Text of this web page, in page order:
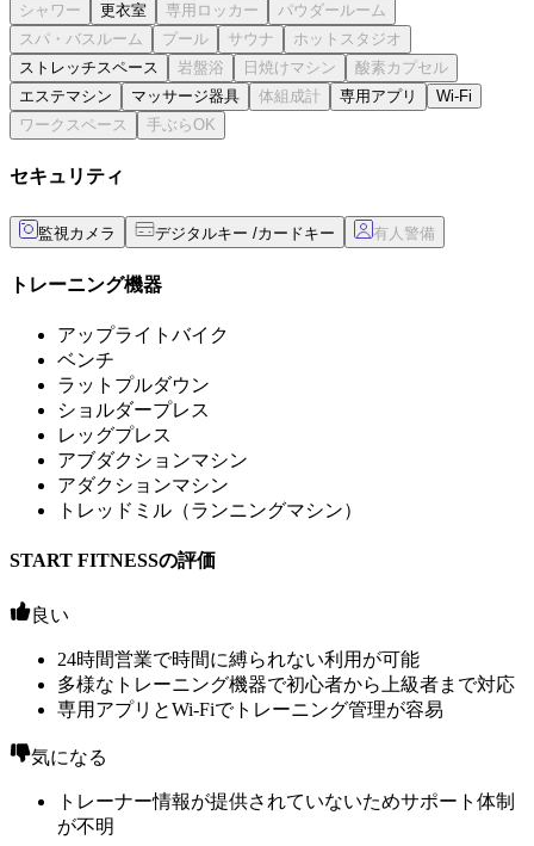
更衣室
ストレッチスペース
エステマシン
マッサージ器具 専用アプリ Wi-Fi
セキュリティ
監視カメラ デジタルキー /カードキー
トレーニング機器
アップライトバイク
ベンチ
ラットプルダウン
ショルダープレス
レッグプレス
アブダクションマシン
アダクションマシン
トレッドミル（ランニングマシン）
START FITNESSの評価
良い
24時間営業で時間に縛られない利用が可能
多様なトレーニング機器で初心者から上級者まで対応
専用アプリとWi-Fiでトレーニング管理が容易
気になる
トレーナー情報が提供されていないためサポート体制
が不明